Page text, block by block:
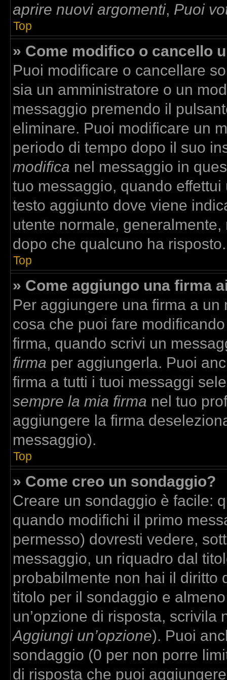
aprire nuovi argomenti, Puoi
Top
» Come modifico o cancello
Puoi modificare o cancellare
sia un amministratore o un
messaggio premendo il
eliminare. Puoi modificare un
periodo di tempo dopo il suo
modifica nel messaggio in
tuo messaggio, quando
testo aggiunto dove viene
utente normale,
dopo che qualcuno ha risposto.
Top
» Come aggiungo una firma
Per aggiungere una firma a
cosa che puoi fare
firma, quando scrivi un
firma per aggiungerla. Puoi
firma a tutti i tuoi messaggi
sempre la mia firma nel tuo
aggiungere la firma
messaggio).
Top
» Come creo un sondaggio?
Creare un sondaggio è facile:
quando modifichi il primo
permesso) dovresti vedere,
messaggio, un riquadro dal
probabilmente non hai il diritto
titolo per il sondaggio e
un’opzione di risposta, scrivila
Aggiungi un’opzione). Puoi
sondaggio (0 per non porre
di risposta che puoi